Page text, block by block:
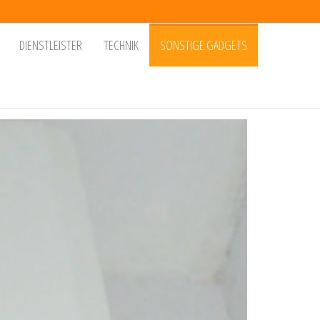
DIENSTLEISTER TECHNIK SONSTIGE GADGETS